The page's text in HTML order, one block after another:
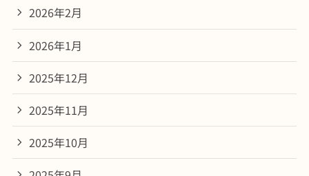
2026年2月
2026年1月
2025年12月
2025年11月
2025年10月